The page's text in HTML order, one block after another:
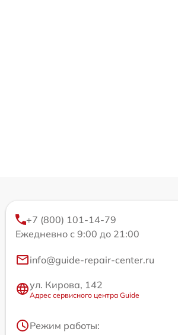
+7 (800) 101-14-79
Ежедневно с 9:00 до 21:00
info@guide-repair-center.ru
ул. Кирова, 142
Адрес сервисного центра Guide
Режим работы: